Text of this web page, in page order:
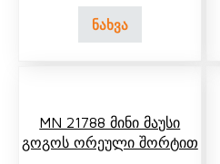
ნახვა
MN 21788 Მინი Მაუსი
Გოგოს Ორეული Შორტით